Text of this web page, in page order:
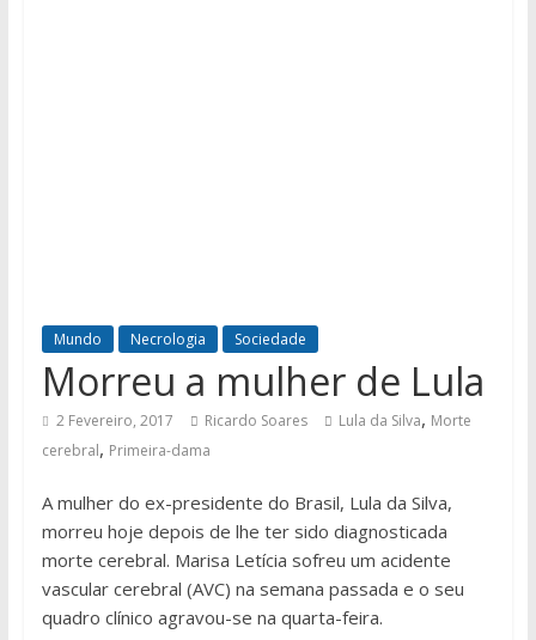
Mundo Necrologia Sociedade
Morreu a mulher de Lula
2 Fevereiro, 2017 Ricardo Soares Lula da Silva, Morte
cerebral, Primeira-dama
A mulher do ex-presidente do Brasil, Lula da Silva,
morreu hoje depois de lhe ter sido diagnosticada
morte cerebral. Marisa Letícia sofreu um acidente
vascular cerebral (AVC) na semana passada e o seu
quadro clínico agravou-se na quarta-feira.